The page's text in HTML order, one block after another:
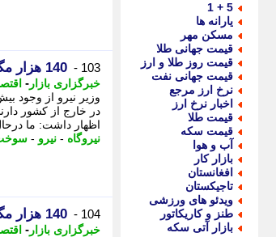
5 + 1
یارانه ها
مسکن مهر
قیمت جهانی طلا
قیمت روز طلا و ارز
قیمت جهانی نفت
نرخ ارز مرجع
اخبار نرخ ارز
قیمت طلا
قیمت سکه
آب و هوا
بازار کار
افغانستان
تاجیکستان
ویدئو های ورزشی
طنز و کاریکاتور
بازار آتی سکه
103 - 140 هزار مگاوات متقاضی ساخت نیروگاه در ایران با ارز خارج از کشور
خبرگزاری بازار -
در خارج از کشور
اظهار داشت: ما
نیروگاه - نیرو -
104 - 140 هزار مگاوات متقاضی ساخت نیروگاه با ارز خارج از کشور
خبرگزاری بازار -